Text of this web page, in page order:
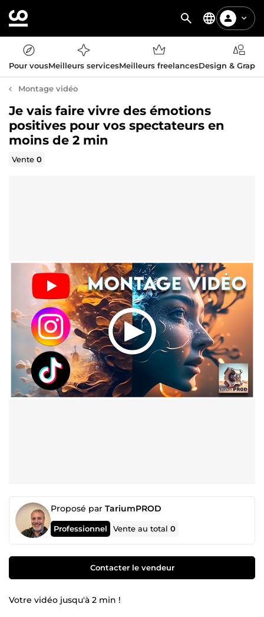
Pour vousMeilleurs servicesMeilleurs freelancesDesign &
Montage vidéo
Je vais faire vivre des émotions
positives pour vos spectateurs en
moins de 2 min
Vente0
Proposé par TariumPROD
Professionnel Vente au total0
Contacter le vendeur
Votre vidéo jusqu'à 2 min !